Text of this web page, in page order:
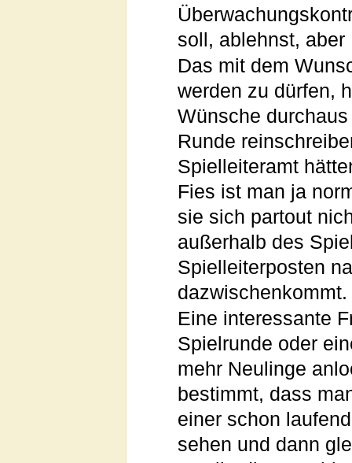
soll, ablehnst,
Das mit dem
werden zu dürfen,
Wünsche
Runde
Spielleiteramt
Fies ist man ja
sie sich partout
außerhalb des
Spielleiterposten
dazwischenkommt.
Eine interessante
Spielrunde oder
mehr Neulinge
bestimmt, dass
einer schon
sehen und dann